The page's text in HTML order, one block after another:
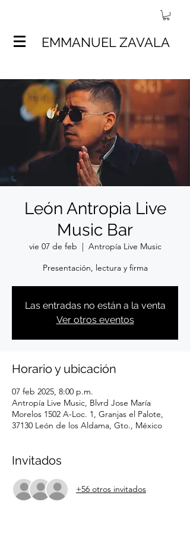
EMMANUEL ZAVALA
León Antropia Live
Music Bar
vie 07 de feb
  |
Antropía Live Music
Presentación, lectura y firma
Las entradas no están a la venta
Ver otros eventos
Horario y ubicación
07 feb 2025, 8:00 p.m.
Antropía Live Music, Blvrd Jose María
Morelos 1502 A-Loc. 1, Granjas el Palote,
37130 León de los Aldama, Gto., México
Invitados
+56 otros invitados